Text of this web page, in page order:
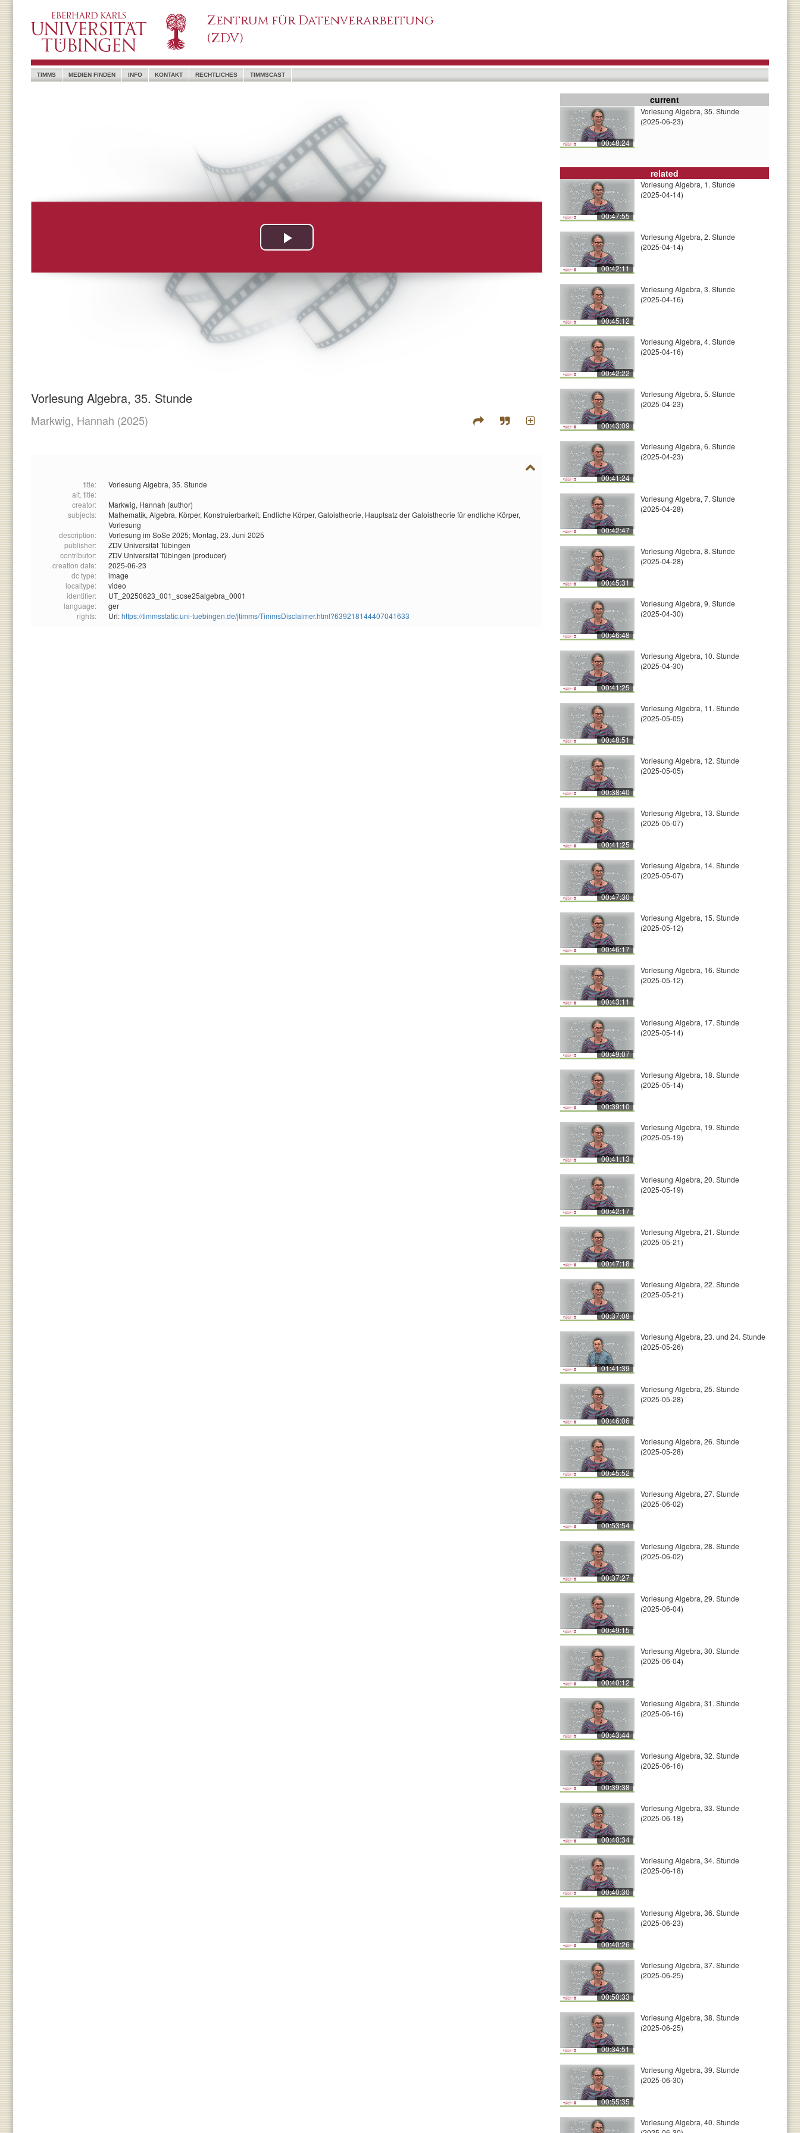
Zentrum für Datenverarbeitung
(ZDV)
TIMMS MEDIEN FINDEN INFO KONTAKT RECHTLICHES TIMMSCAST
Vorlesung Algebra, 35. Stunde
Markwig, Hannah (2025)
title:
Vorlesung Algebra, 35. Stunde
alt. title:
creator:
Markwig, Hannah (author)
subjects:
Mathematik, Algebra, Körper, Konstruierbarkeit, Endliche Körper, Galoistheorie, Hauptsatz der Galoistheorie für endliche Körper,
Vorlesung
description:
Vorlesung im SoSe 2025; Montag, 23. Juni 2025
publisher:
ZDV Universität Tübingen
contributor:
ZDV Universität Tübingen (producer)
creation date:
2025-06-23
dc type:
image
localtype:
video
identifier:
UT_20250623_001_sose25algebra_0001
language:
ger
rights:
Url:https://timmsstatic.uni-tuebingen.de/jtimms/TimmsDisclaimer.html?639218144407041633
current
00:48:24
Vorlesung Algebra, 35. Stunde
(2025-06-23)
related
00:47:55
Vorlesung Algebra, 1. Stunde
(2025-04-14)
00:42:11
Vorlesung Algebra, 2. Stunde
(2025-04-14)
00:45:12
Vorlesung Algebra, 3. Stunde
(2025-04-16)
00:42:22
Vorlesung Algebra, 4. Stunde
(2025-04-16)
00:43:09
Vorlesung Algebra, 5. Stunde
(2025-04-23)
00:41:24
Vorlesung Algebra, 6. Stunde
(2025-04-23)
00:42:47
Vorlesung Algebra, 7. Stunde
(2025-04-28)
00:45:31
Vorlesung Algebra, 8. Stunde
(2025-04-28)
00:46:48
Vorlesung Algebra, 9. Stunde
(2025-04-30)
00:41:25
Vorlesung Algebra, 10. Stunde
(2025-04-30)
00:48:51
Vorlesung Algebra, 11. Stunde
(2025-05-05)
00:38:40
Vorlesung Algebra, 12. Stunde
(2025-05-05)
00:41:25
Vorlesung Algebra, 13. Stunde
(2025-05-07)
00:47:30
Vorlesung Algebra, 14. Stunde
(2025-05-07)
00:46:17
Vorlesung Algebra, 15. Stunde
(2025-05-12)
00:43:11
Vorlesung Algebra, 16. Stunde
(2025-05-12)
00:49:07
Vorlesung Algebra, 17. Stunde
(2025-05-14)
00:39:10
Vorlesung Algebra, 18. Stunde
(2025-05-14)
00:41:13
Vorlesung Algebra, 19. Stunde
(2025-05-19)
00:42:17
Vorlesung Algebra, 20. Stunde
(2025-05-19)
00:47:18
Vorlesung Algebra, 21. Stunde
(2025-05-21)
00:37:08
Vorlesung Algebra, 22. Stunde
(2025-05-21)
01:41:39
Vorlesung Algebra, 23. und 24. Stunde
(2025-05-26)
00:46:06
Vorlesung Algebra, 25. Stunde
(2025-05-28)
00:45:52
Vorlesung Algebra, 26. Stunde
(2025-05-28)
00:53:54
Vorlesung Algebra, 27. Stunde
(2025-06-02)
00:37:27
Vorlesung Algebra, 28. Stunde
(2025-06-02)
00:49:15
Vorlesung Algebra, 29. Stunde
(2025-06-04)
00:40:12
Vorlesung Algebra, 30. Stunde
(2025-06-04)
00:43:44
Vorlesung Algebra, 31. Stunde
(2025-06-16)
00:39:38
Vorlesung Algebra, 32. Stunde
(2025-06-16)
00:40:34
Vorlesung Algebra, 33. Stunde
(2025-06-18)
00:40:30
Vorlesung Algebra, 34. Stunde
(2025-06-18)
00:40:26
Vorlesung Algebra, 36. Stunde
(2025-06-23)
00:50:33
Vorlesung Algebra, 37. Stunde
(2025-06-25)
00:34:51
Vorlesung Algebra, 38. Stunde
(2025-06-25)
00:55:35
Vorlesung Algebra, 39. Stunde
(2025-06-30)
Vorlesung Algebra, 40. Stunde